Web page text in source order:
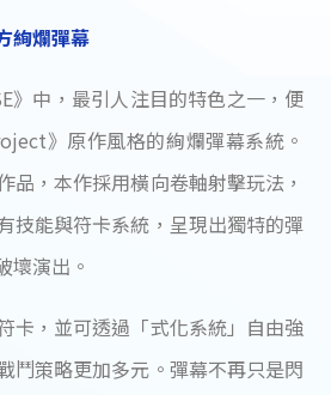
絢爛彈幕
》中，最引人注目的特色之一，便
》原作風格的絢爛彈幕系統。
品，本作採用橫向卷軸射擊玩法，
技能與符卡系統，呈現出獨特的彈
壞演出。
卡，並可透過「式化系統」自由強
鬥策略更加多元。彈幕不再只是閃